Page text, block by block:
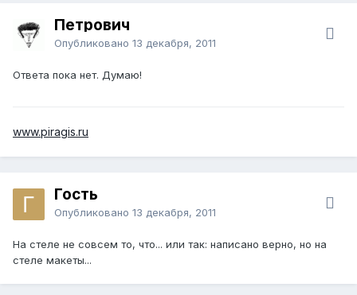
Петрович
Опубликовано 13 декабря, 2011
Ответа пока нет. Думаю!
www.piragis.ru
Гость
Опубликовано 13 декабря, 2011
На стеле не совсем то, что... или так: написано верно, но на
стеле макеты...